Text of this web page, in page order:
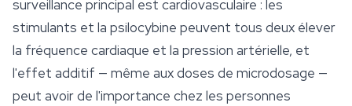
surveillance principal est cardiovasculaire : les
stimulants et la psilocybine peuvent tous deux élever
la fréquence cardiaque et la pression artérielle, et
l'effet additif — même aux doses de microdosage —
peut avoir de l'importance chez les personnes